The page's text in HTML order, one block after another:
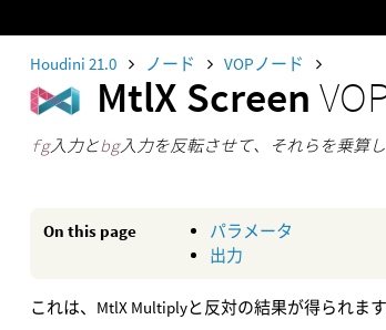
Houdini 21.0 ノード VOPノード
MtlX Screen
fg入力とbg入力を反転させて、それらを乗算
On this page
パラメータ
出力
これは、MtlX Multiplyと反対の結果が得られます